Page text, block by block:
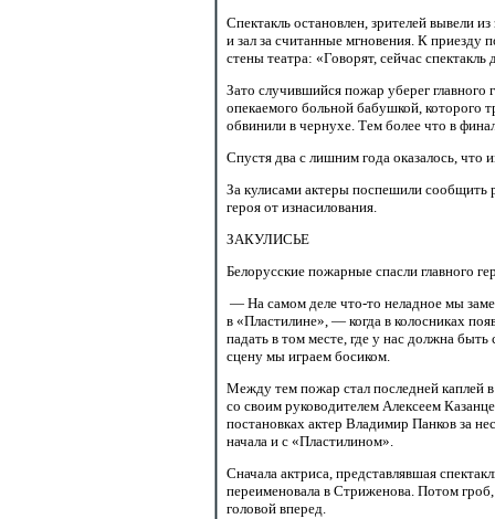
Спектакль остановлен, зрителей вывели
и зал за считанные мгновения. К
стены театра: «Говорят, сейчас
Зато случившийся пожар уберег
опекаемого больной бабушкой, которого
обвинили в чернухе. Тем более что в
Спустя два с лишним года оказалось,
За кулисами актеры поспешили сообщить
героя от изнасилования.
ЗАКУЛИСЬЕ
Белорусские пожарные спасли главного
— На самом деле что-то неладное мы
в «Пластилине», — когда в колосниках
падать в том месте, где у нас должна
сцену мы играем босиком.
Между тем пожар стал последней каплей
со своим руководителем Алексеем
постановках актер Владимир Панков за
начала и с «Пластилином».
Сначала актриса, представлявшая
переименовала в Стриженова. Потом
головой вперед.